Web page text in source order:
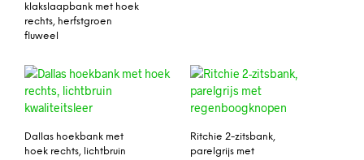
klakslaapbank met hoek
rechts, herfstgroen
fluweel
Dallas hoekbank met
hoek rechts, lichtbruin
Ritchie 2-zitsbank,
parelgrijs met